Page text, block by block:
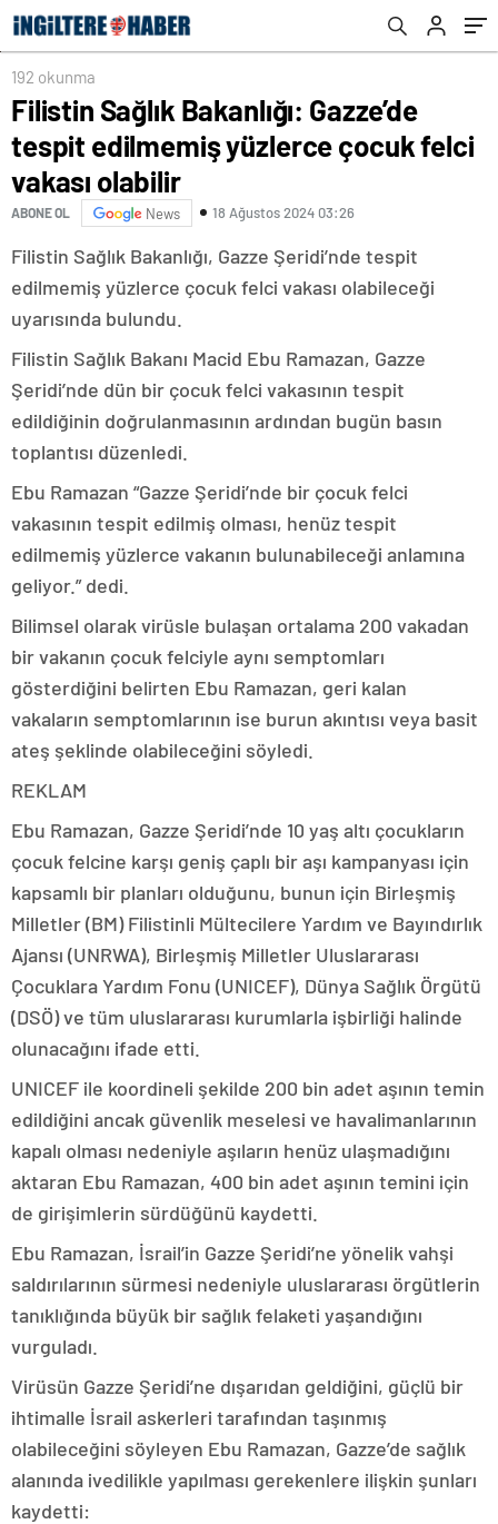
olabilir
192 okunma
Filistin Sağlık Bakanlığı: Gazze’de
tespit edilmemiş yüzlerce çocuk felci
vakası olabilir
ABONE OL News 18 Ağustos 2024 03:26
Filistin Sağlık Bakanlığı, Gazze Şeridi’nde tespit
edilmemiş yüzlerce çocuk felci vakası olabileceği
uyarısında bulundu.
Filistin Sağlık Bakanı Macid Ebu Ramazan, Gazze
Şeridi’nde dün bir çocuk felci vakasının tespit
edildiğinin doğrulanmasının ardından bugün basın
toplantısı düzenledi.
Ebu Ramazan “Gazze Şeridi’nde bir çocuk felci
vakasının tespit edilmiş olması, henüz tespit
edilmemiş yüzlerce vakanın bulunabileceği anlamına
geliyor.” dedi.
Bilimsel olarak virüsle bulaşan ortalama 200 vakadan
bir vakanın çocuk felciyle aynı semptomları
gösterdiğini belirten Ebu Ramazan, geri kalan
vakaların semptomlarının ise burun akıntısı veya basit
ateş şeklinde olabileceğini söyledi.
REKLAM
Ebu Ramazan, Gazze Şeridi’nde 10 yaş altı çocukların
çocuk felcine karşı geniş çaplı bir aşı kampanyası için
kapsamlı bir planları olduğunu, bunun için Birleşmiş
Milletler (BM) Filistinli Mültecilere Yardım ve Bayındırlık
Ajansı (UNRWA), Birleşmiş Milletler Uluslararası
Çocuklara Yardım Fonu (UNICEF), Dünya Sağlık Örgütü
(DSÖ) ve tüm uluslararası kurumlarla işbirliği halinde
olunacağını ifade etti.
UNICEF ile koordineli şekilde 200 bin adet aşının temin
edildiğini ancak güvenlik meselesi ve havalimanlarının
kapalı olması nedeniyle aşıların henüz ulaşmadığını
aktaran Ebu Ramazan, 400 bin adet aşının temini için
de girişimlerin sürdüğünü kaydetti.
Ebu Ramazan, İsrail’in Gazze Şeridi’ne yönelik vahşi
saldırılarının sürmesi nedeniyle uluslararası örgütlerin
tanıklığında büyük bir sağlık felaketi yaşandığını
vurguladı.
Virüsün Gazze Şeridi’ne dışarıdan geldiğini, güçlü bir
ihtimalle İsrail askerleri tarafından taşınmış
olabileceğini söyleyen Ebu Ramazan, Gazze’de sağlık
alanında ivedilikle yapılması gerekenlere ilişkin şunları
kaydetti:
edildi